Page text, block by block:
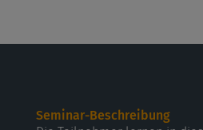
Seminar-Beschreibung